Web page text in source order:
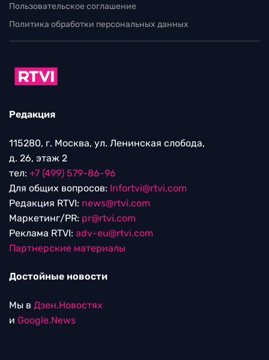
Пользовательское соглашение
Политика обработки персональных данных
Редакция
115280, г. Москва, ул. Ленинская слобода,
д. 26, этаж 2
тел: +7 (499) 579-86-96
Для общих вопросов: Infortvi@rtvi.com
Редакция RTVI: news@rtvi.com
Маркетинг/PR: pr@rtvi.com
Реклама RTVI: adv-eu@rtvi.com
Партнерские материалы
Достойные новости
Мы в Дзен.Новостях
и Google.News